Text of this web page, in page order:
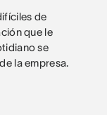
de
que le
se
la empresa.